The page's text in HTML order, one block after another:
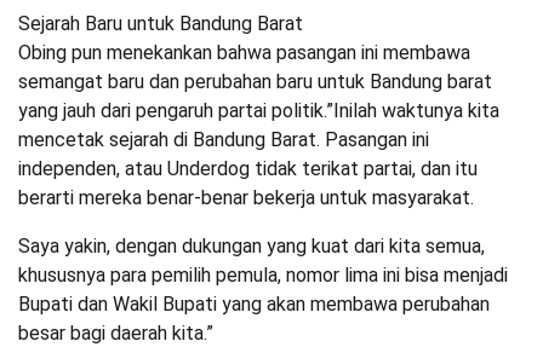
Sejarah Baru untuk Bandung Barat
Obing pun menekankan bahwa pasangan ini membawa
semangat baru dan perubahan baru untuk Bandung barat
yang jauh dari pengaruh partai politik.”Inilah waktunya kita
mencetak sejarah di Bandung Barat. Pasangan ini
independen, atau Underdog tidak terikat partai, dan itu
berarti mereka benar-benar bekerja untuk masyarakat.
Saya yakin, dengan dukungan yang kuat dari kita semua,
khususnya para pemilih pemula, nomor lima ini bisa menjadi
Bupati dan Wakil Bupati yang akan membawa perubahan
besar bagi daerah kita.”